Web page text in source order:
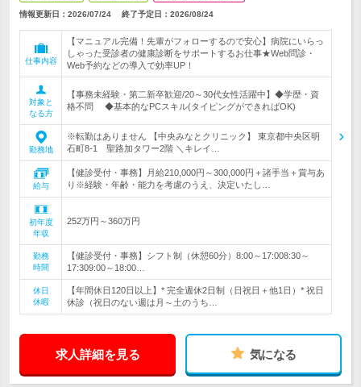
情報更新日：2026/07/24 終了予定日： 2026/08/24
仕事内容
【マニュアル完備！先輩がフォローするので安心】病院にいらっ
しゃった受診者の健康診断をサポートするお仕事★Web問診・
Web予約などの導入で効率UP！
対象と
なる方
【事務未経験・第二新卒歓迎/20～30代女性活躍中】◆学歴・資
格不問 ◆基本的なPCスキル(タイピングができればOK)
勤務地
※転勤はありません 【中央みなとクリニック】 東京都中央区明
石町8-1 聖路加タワー2階 ＼キレイ…
給与
【健診受付・事務】月給210,000円～300,000円＋諸手当＋賞与あ
り※経験・年齢・能力を考慮のうえ、決定いたし…
初年度
年収
252万円～360万円
勤務
時間
【健診受付・事務】シフト制（休憩60分）8:00～17:008:30～
17:309:00～18:00…
休日
休暇
【年間休日120日以上】* 完全週休2日制（日祝日＋他1日）* 祝日
休診（祝日のない週は月～土のうち…
求人詳細を見る 気になる